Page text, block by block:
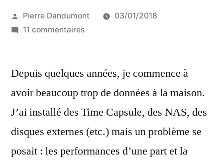
Publié
par
Pierre Dandumont
03/01/2018
11 commentairessur
de
rapide
sous
macOS
(partie
1)
Depuis quelques années, je commence à
avoir beaucoup trop de données à la maison.
J’ai installé des Time Capsule, des NAS, des
disques externes (etc.) mais un problème se
posait : les performances d’une part et la